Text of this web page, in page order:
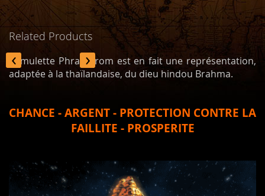
Related Products
‹ ›
L'amulette Phra Phrom est en fait une représentation,
adaptée à la thaïlandaise, du dieu hindou Brahma.
CHANCE - ARGENT - PROTECTION CONTRE LA
FAILLITE - PROSPERITE